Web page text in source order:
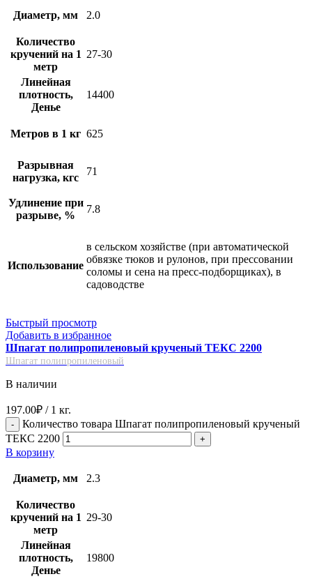
Диаметр, мм 2.0
Количество
кручений на 1
метр
27-30
Линейная
плотность,
Денье
14400
Метров в 1 кг 625
Разрывная
нагрузка, кгс
71
Удлинение при
разрыве, %
7.8
Использование
в сельском хозяйстве (при автоматической
обвязке тюков и рулонов, при прессовании
соломы и сена на пресс-подборщиках), в
садоводстве
Быстрый просмотр
Добавить в избранное
Шпагат полипропиленовый крученый ТЕКС 2200
Шпагат полипропиленовый
В наличии
197.00₽ / 1 кг.
Количество товара Шпагат полипропиленовый крученый
ТЕКС 2200
В корзину
Диаметр, мм 2.3
Количество
кручений на 1
метр
29-30
Линейная
плотность,
Денье
19800